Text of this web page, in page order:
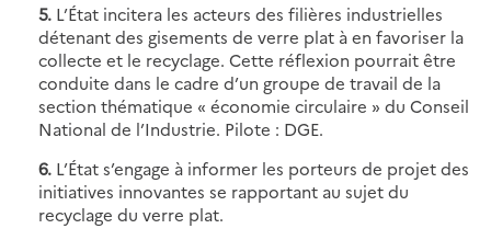
5. L’État incitera les acteurs des filières industrielles
détenant des gisements de verre plat à en favoriser la
collecte et le recyclage. Cette réflexion pourrait être
conduite dans le cadre d’un groupe de travail de la
section thématique « économie circulaire » du Conseil
National de l’Industrie. Pilote : DGE.
6. L’État s’engage à informer les porteurs de projet des
initiatives innovantes se rapportant au sujet du
recyclage du verre plat.